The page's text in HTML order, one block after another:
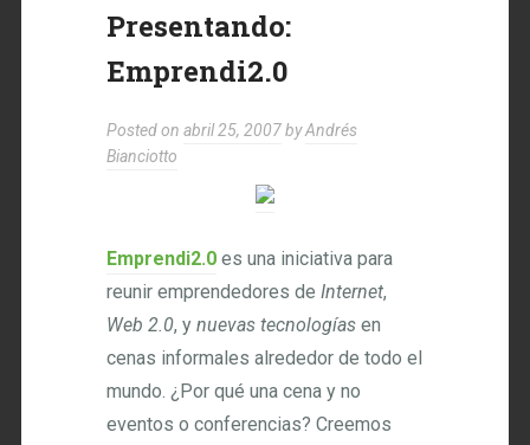
Presentando:
Emprendi2.0
Posted onabril 25, 2007byAndrés
Bianciotto
Emprendi2.0 es una iniciativa para
reunir emprendedores deInternet,
Web 2.0, ynuevas tecnologías en
cenas informales alrededor de todo el
mundo. ¿Por qué una cena y no
eventos o conferencias? Creemos